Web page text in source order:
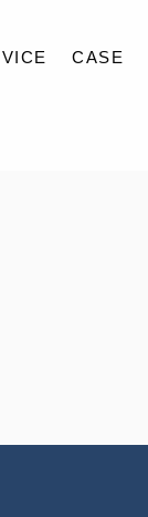
CASE